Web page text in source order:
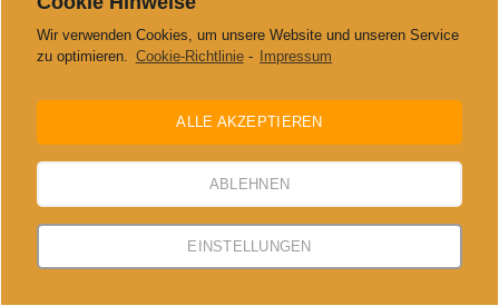
Wir verwenden Cookies, um unsere Website und unseren Service
zu optimieren. Cookie-Richtlinie- Impressum
ALLE AKZEPTIEREN
ABLEHNEN
EINSTELLUNGEN